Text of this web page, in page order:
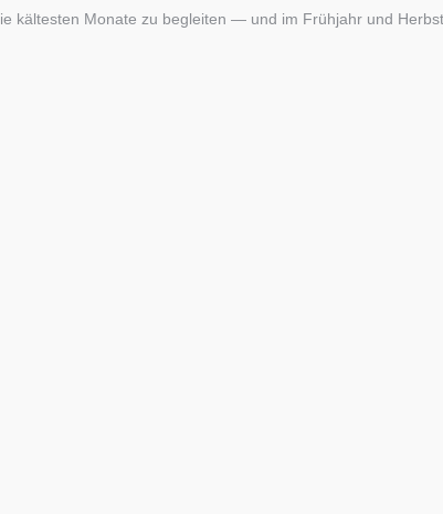
kältesten Monate zu begleiten — und im Frühjahr und